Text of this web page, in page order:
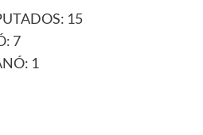
15
7
1